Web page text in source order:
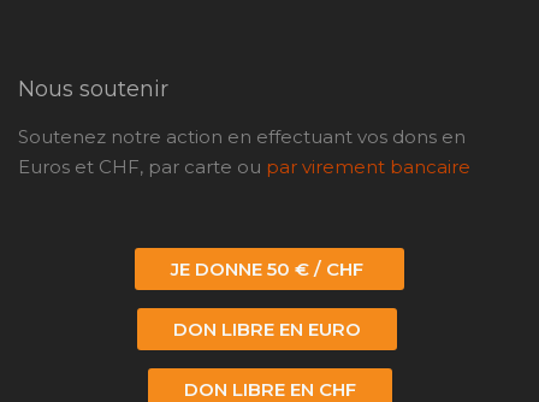
Nous soutenir
Soutenez notre action en effectuant vos dons en
Euros et CHF, par carte ou par virement bancaire
JE DONNE 50 € / CHF
DON LIBRE EN EURO
DON LIBRE EN CHF